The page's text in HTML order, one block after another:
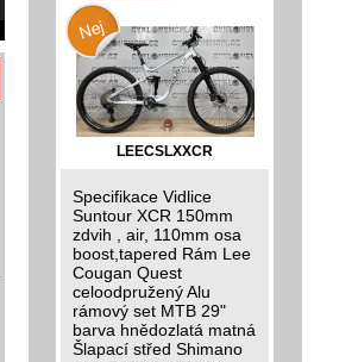
LEECSLXXCR
Specifikace Vidlice
Suntour XCR 150mm
zdvih , air, 110mm osa
boost,tapered Rám Lee
Cougan Quest
celoodpružený Alu
rámový set MTB 29"
barva hnědozlatá matná
Šlapací střed Shimano